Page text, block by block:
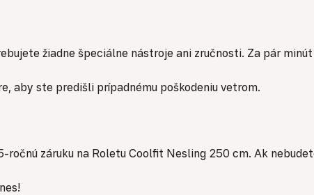
žiadne špeciálne nástroje ani zručnosti. Za pár
aby ste predišli prípadnému poškodeniu vetrom.
záruku na Roletu Coolfit Nesling 250 cm. Ak